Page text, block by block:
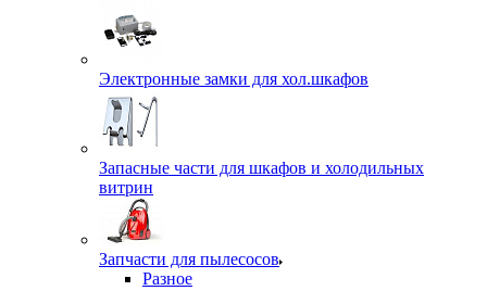
Электронные замки для хол.шкафов
Запасные части для шкафов и холодильных
витрин
Запчасти для пылесосов
Разное